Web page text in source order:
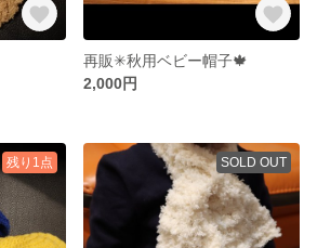
再販✳︎秋用ベビー帽子🍁
2,000円
残り1点 SOLD OUT